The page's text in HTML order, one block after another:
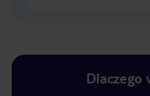
Dlaczego